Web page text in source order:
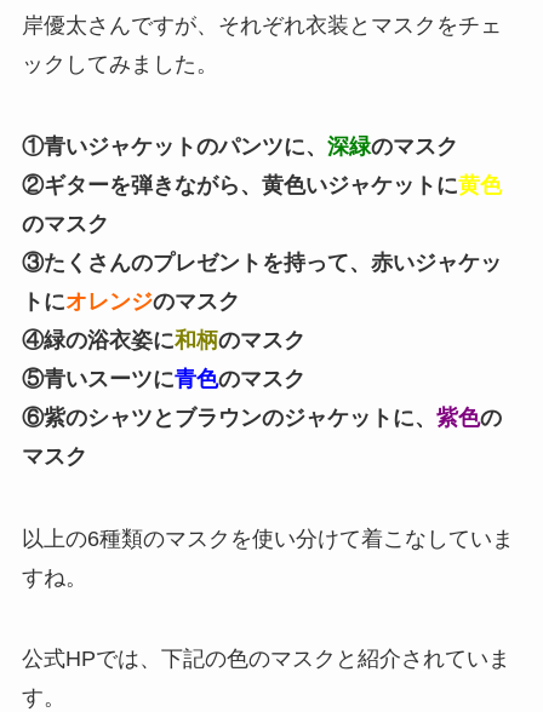
岸優太さんですが、それぞれ衣装とマスクをチェ
ックしてみました。
①青いジャケットのパンツに、 深緑のマスク
②ギターを弾きながら、黄色いジャケットに黄色
のマスク
③たくさんのプレゼントを持って、赤いジャケッ
トにオレンジのマスク
④緑の浴衣姿に和柄のマスク
⑤青いスーツに青色のマスク
⑥紫のシャツとブラウンのジャケットに、 紫色の
マスク
以上の6種類のマスクを使い分けて着こなしていま
すね。
公式HPでは、下記の色のマスクと紹介されていま
す。